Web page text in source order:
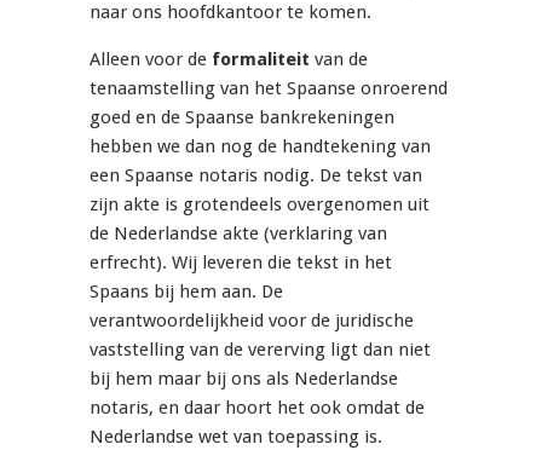
naar ons hoofdkantoor te komen.
Alleen voor de formaliteit van de
tenaamstelling van het Spaanse onroerend
goed en de Spaanse bankrekeningen
hebben we dan nog de handtekening van
een Spaanse notaris nodig. De tekst van
zijn akte is grotendeels overgenomen uit
de Nederlandse akte (verklaring van
erfrecht). Wij leveren die tekst in het
Spaans bij hem aan. De
verantwoordelijkheid voor de juridische
vaststelling van de vererving ligt dan niet
bij hem maar bij ons als Nederlandse
notaris, en daar hoort het ook omdat de
Nederlandse wet van toepassing is.